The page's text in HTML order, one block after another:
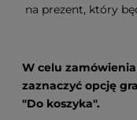
na prezent, który
W celu
zaznaczyć opcję
"Do koszyka".